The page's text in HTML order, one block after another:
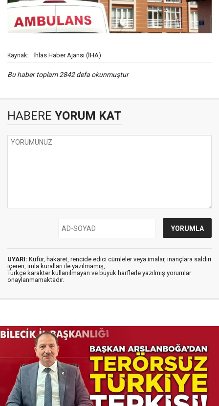
Kaynak: İhlas Haber Ajansı (İHA)
Bu haber toplam 2842 defa okunmuştur
HABERE YORUM KAT
UYARI: Küfür, hakaret, rencide edici cümleler veya imalar, inançlara saldırı
içeren, imla kuralları ile yazılmamış,
Türkçe karakter kullanılmayan ve büyük harflerle yazılmış yorumlar
onaylanmamaktadır.